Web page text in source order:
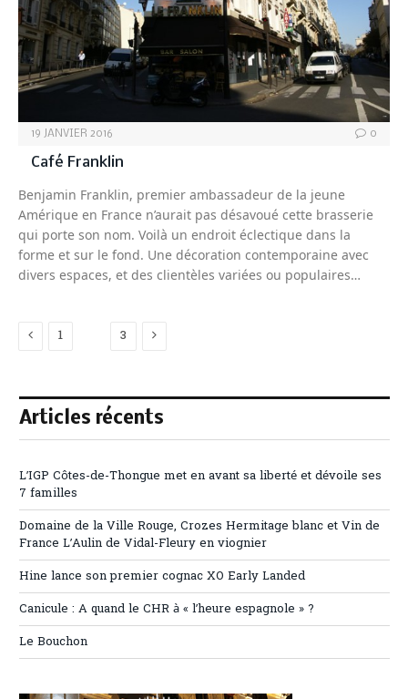
19 JANVIER 2016 0
Café Franklin
Benjamin Franklin, premier ambassadeur de la jeune
Amérique en France n’aurait pas désavoué cette brasserie
qui porte son nom. Voilà un endroit éclectique dans la
forme et sur le fond. Une décoration contemporaine avec
divers espaces, et des clientèles variées ou populaires…
Previous
1 3 Next
Articles récents
L’IGP Côtes-de-Thongue met en avant sa liberté et dévoile ses
7 familles
Domaine de la Ville Rouge, Crozes Hermitage blanc et Vin de
France L’Aulin de Vidal-Fleury en viognier
Hine lance son premier cognac XO Early Landed
Canicule : A quand le CHR à « l’heure espagnole » ?
Le Bouchon